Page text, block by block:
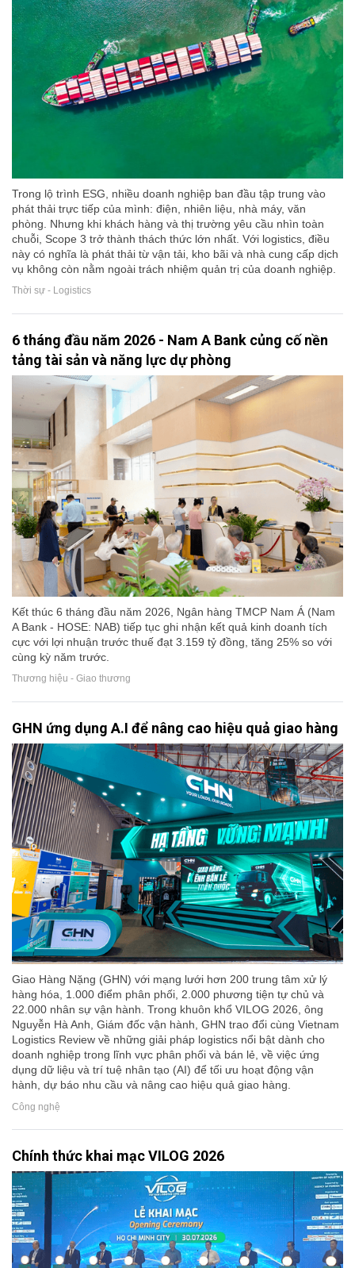
Trong lộ trình ESG, nhiều doanh nghiệp ban đầu tập trung vào
phát thải trực tiếp của mình: điện, nhiên liệu, nhà máy, văn
phòng. Nhưng khi khách hàng và thị trường yêu cầu nhìn toàn
chuỗi, Scope 3 trở thành thách thức lớn nhất. Với logistics, điều
này có nghĩa là phát thải từ vận tải, kho bãi và nhà cung cấp dịch
vụ không còn nằm ngoài trách nhiệm quản trị của doanh nghiệp.
Thời sự - Logistics
6 tháng đầu năm 2026 - Nam A Bank củng cố nền
tảng tài sản và năng lực dự phòng
Kết thúc 6 tháng đầu năm 2026, Ngân hàng TMCP Nam Á (Nam
A Bank - HOSE: NAB) tiếp tục ghi nhận kết quả kinh doanh tích
cực với lợi nhuận trước thuế đạt 3.159 tỷ đồng, tăng 25% so với
cùng kỳ năm trước.
Thương hiệu - Giao thương
GHN ứng dụng A.I để nâng cao hiệu quả giao hàng
Giao Hàng Nặng (GHN) với mạng lưới hơn 200 trung tâm xử lý
hàng hóa, 1.000 điểm phân phối, 2.000 phương tiện tự chủ và
22.000 nhân sự vận hành. Trong khuôn khổ VILOG 2026, ông
Nguyễn Hà Anh, Giám đốc vận hành, GHN trao đổi cùng Vietnam
Logistics Review về những giải pháp logistics nổi bật dành cho
doanh nghiệp trong lĩnh vực phân phối và bán lẻ, về việc ứng
dụng dữ liệu và trí tuệ nhân tạo (AI) để tối ưu hoạt động vận
hành, dự báo nhu cầu và nâng cao hiệu quả giao hàng.
Công nghệ
Chính thức khai mạc VILOG 2026